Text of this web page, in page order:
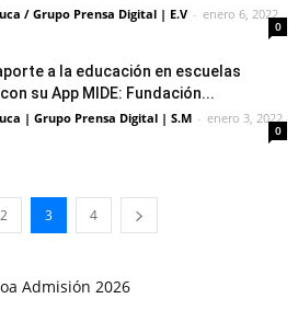
/ Grupo Prensa Digital | E.V - enero 6, 2022
0
a la educación en escuelas
su App MIDE: Fundación...
| Grupo Prensa Digital | S.M - enero 3, 2022
0
2 3 4